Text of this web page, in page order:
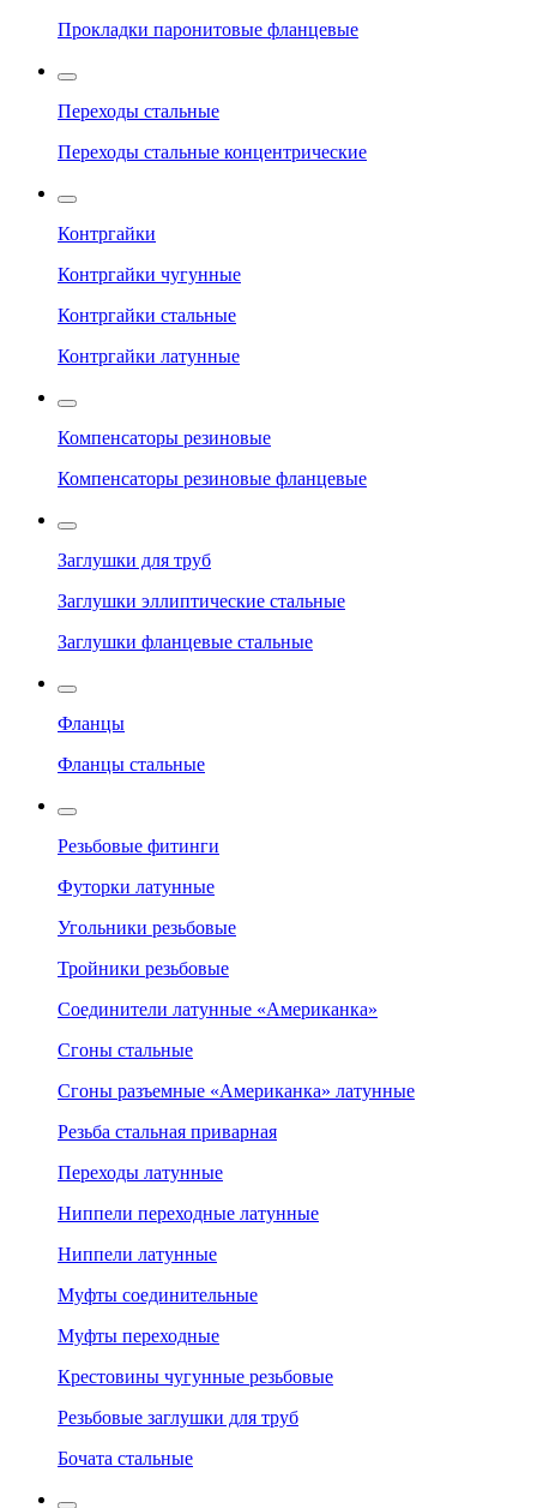
Прокладки паронитовые фланцевые
Переходы стальные
Переходы стальные концентрические
Контргайки
Контргайки чугунные
Контргайки стальные
Контргайки латунные
Компенсаторы резиновые
Компенсаторы резиновые фланцевые
Заглушки для труб
Заглушки эллиптические стальные
Заглушки фланцевые стальные
Фланцы
Фланцы стальные
Резьбовые фитинги
Футорки латунные
Угольники резьбовые
Тройники резьбовые
Соединители латунные «Американка»
Сгоны стальные
Сгоны разъемные «Американка» латунные
Резьба стальная приварная
Переходы латунные
Ниппели переходные латунные
Ниппели латунные
Муфты соединительные
Муфты переходные
Крестовины чугунные резьбовые
Резьбовые заглушки для труб
Бочата стальные